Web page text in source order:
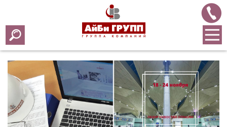
Array ( [0] => 2019 [1] => 12 [2] => 02 [3] => 407 )